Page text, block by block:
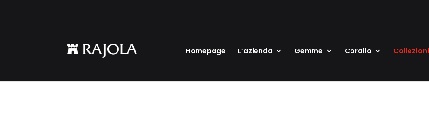
Homepage L’azienda Gemme Corallo Collezioni